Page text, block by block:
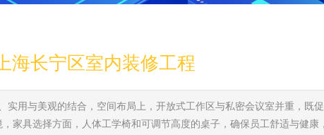
海长宁区室内装修工程
用与美观的结合，空间布局上，开放式工作区与私密会议室并重，既
家具选择方面，人体工学椅和可调节高度的桌子，确保员工舒适与健康